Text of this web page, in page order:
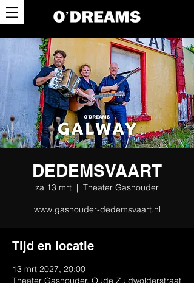
DEDEMSVAART
za 13 mrt
  |
Theater Gashouder
www.gashouder-dedemsvaart.nl
Tijd en locatie
13 mrt 2027, 20:00
Theater Gashouder, Oude Zuidwolderstraat